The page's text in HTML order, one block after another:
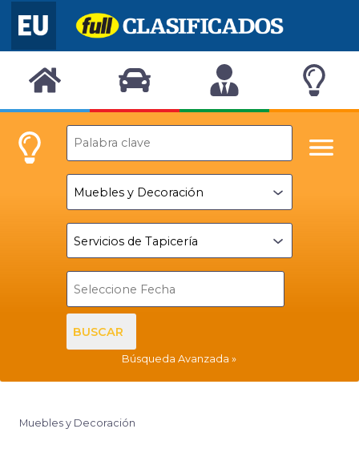
BUSCAR
Búsqueda Avanzada
Muebles y Decoración